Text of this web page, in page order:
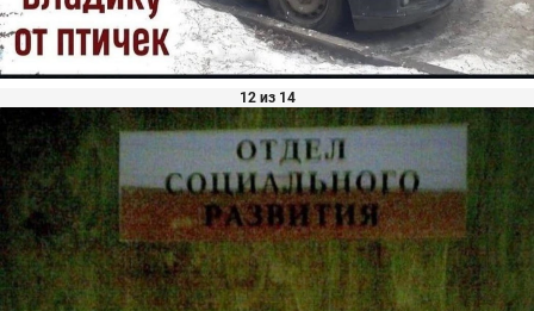
12 из 14